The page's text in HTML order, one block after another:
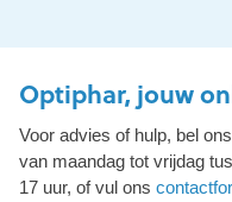
Optiphar, jouw
Voor advies of hulp, bel
van maandag tot vrijdag
17 uur, of vul ons